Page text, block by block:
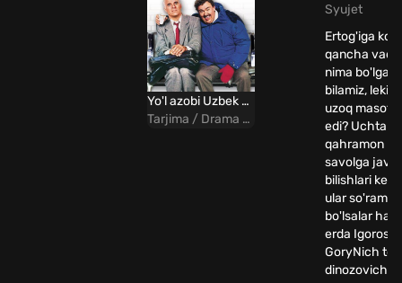
Yo'l azobi Uzbek Tilida
Tarjima / Drama / Komediya
Syujet
Ertog'iga
qancha vaqt
nima
bilamiz, lekin
uzoq
edi? Uchta
qahramon bu
savolga
bilishlari
ular
bo'lsalar
erda
GoryNich
dinozovichni